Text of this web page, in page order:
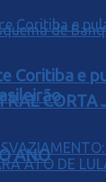
CORTA
ANO
Coritiba e